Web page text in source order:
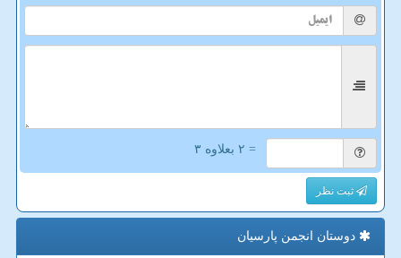
= ۲ بعلاوه ۳
ثبت نظر
دوستان انجمن پارسیان